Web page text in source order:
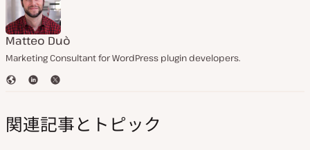
Matteo Duò
Marketing Consultant for WordPress plugin developers.
ウ
サ
イ
L
k
e
T
t
t
関連記事とトピック